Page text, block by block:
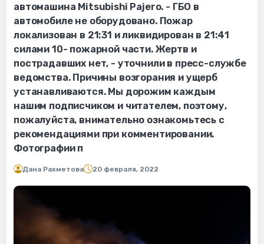
автомашина Mitsubishi Pajero. - ГБО в
автомобиле не оборудовано. Пожар
локализован в 21:31 и ликвидирован в 21:41
силами 10- пожарной части. Жертв и
пострадавших нет, - уточнили в пресс-службе
ведомства. Причины возгорания и ущерб
устанавливаются. Мы дорожим каждым
нашим подписчиком и читателем, поэтому,
пожалуйста, внимательно ознакомьтесь с
рекомендациями при комментировании.
Фотографии п
Дана Рахметова 20 февраля, 2022